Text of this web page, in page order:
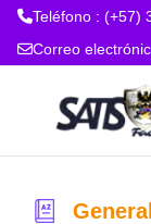
Teléfono : (+57)
Correo
General